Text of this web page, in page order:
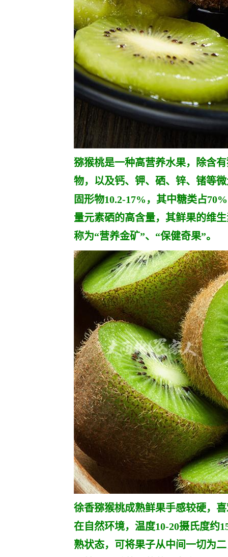
猕猴桃是一种高营养水果，除含
物，以及钙、钾、硒、锌、锗等
固形物10.2-17%，其中糖类占
量元素硒的高含量，其鲜果的维
称为“营养金矿”、“保健奇果”。
徐香猕猴桃成熟鲜果手感较硬，
在自然环境，温度10-20摄氏度约
熟状态，可将果子从中间一切为